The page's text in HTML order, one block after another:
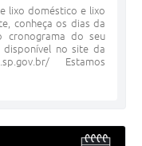
lixo doméstico e lixo
conheça os dias da
cronograma do seu
no site da
Estamos